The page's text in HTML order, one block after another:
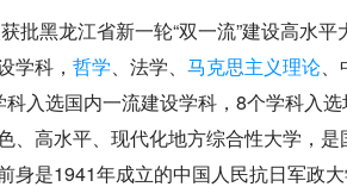
批黑龙江省新一轮“双一流”建设高水
学科， 哲学、法学、 马克思主义理论、
科入选国内一流建设学科，8个学科入
、高水平、现代化地方综合性大学，
身是1941年成立的中国人民抗日军政